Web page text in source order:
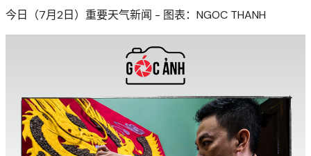
今日（7月2日）重要天气新闻 - 图表：NGOC THANH